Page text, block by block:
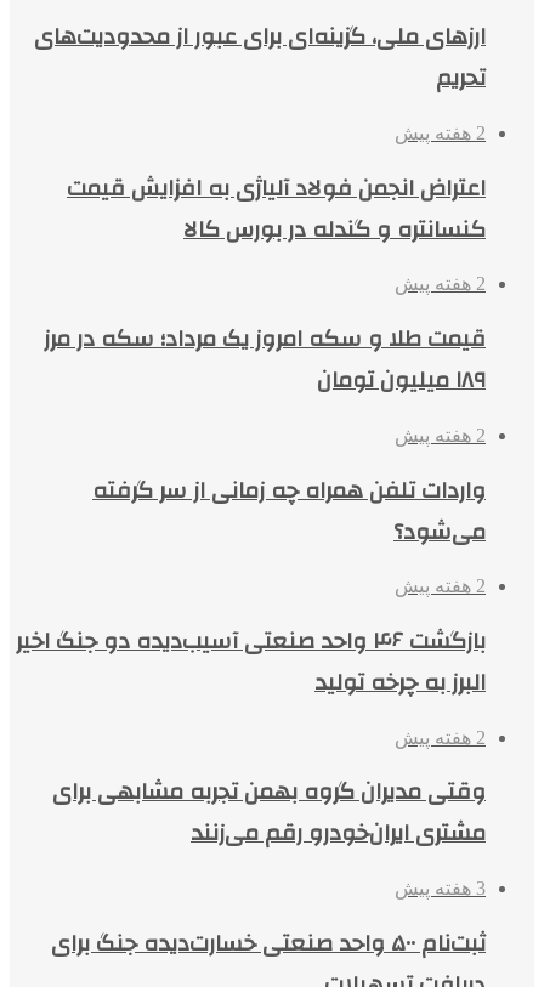
ارزهای ملی، گزینه‌ای برای عبور از محدودیت‌های
تحریم
2 هفته پیش
اعتراض انجمن فولاد آلیاژی به افزایش قیمت
کنسانتره و گندله در بورس کالا
2 هفته پیش
قیمت طلا و سکه امروز یک مرداد؛ سکه در مرز
۱۸۹ میلیون تومان
2 هفته پیش
واردات تلفن همراه چه زمانی از سر گرفته
می‌شود؟
2 هفته پیش
بازگشت ۴۶ واحد صنعتی آسیب‌دیده دو جنگ اخیر
البرز به چرخه تولید
2 هفته پیش
وقتی مدیران گروه بهمن تجربه مشابهی برای
مشتری ایران‌خودرو رقم می‌زنند
3 هفته پیش
ثبت‌نام ۵۰۰ واحد صنعتی خسارت‌دیده جنگ برای